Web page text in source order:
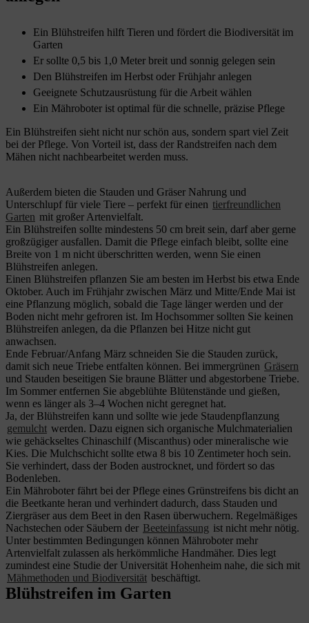
Ein Blühstreifen hilft Tieren und fördert die Biodiversität im
Garten
Er sollte 0,5 bis 1,0 Meter breit und sonnig gelegen sein
Den Blühstreifen im Herbst oder Frühjahr anlegen
Geeignete Schutzausrüstung für die Arbeit wählen
Ein Mähroboter ist optimal für die schnelle, präzise Pflege
Ein Blühstreifen sieht nicht nur schön aus, sondern spart viel Zeit
bei der Pflege. Von Vorteil ist, dass der Randstreifen nach dem
Mähen nicht nachbearbeitet werden muss.
Außerdem bieten die Stauden und Gräser Nahrung und
Unterschlupf für viele Tiere – perfekt für einen tierfreundlichen
Garten mit großer Artenvielfalt.
Ein Blühstreifen sollte mindestens 50 cm breit sein, darf aber gerne
großzügiger ausfallen. Damit die Pflege einfach bleibt, sollte eine
Breite von 1 m nicht überschritten werden, wenn Sie einen
Blühstreifen anlegen.
Einen Blühstreifen pflanzen Sie am besten im Herbst bis etwa Ende
Oktober. Auch im Frühjahr zwischen März und Mitte/Ende Mai ist
eine Pflanzung möglich, sobald die Tage länger werden und der
Boden nicht mehr gefroren ist. Im Hochsommer sollten Sie keinen
Blühstreifen anlegen, da die Pflanzen bei Hitze nicht gut
anwachsen.
Ende Februar/Anfang März schneiden Sie die Stauden zurück,
damit sich neue Triebe entfalten können. Bei immergrünen Gräsern
und Stauden beseitigen Sie braune Blätter und abgestorbene Triebe.
Im Sommer entfernen Sie abgeblühte Blütenstände und gießen,
wenn es länger als 3–4 Wochen nicht geregnet hat.
Ja, der Blühstreifen kann und sollte wie jede Staudenpflanzung
gemulcht werden. Dazu eignen sich organische Mulchmaterialien
wie gehäckseltes Chinaschilf (Miscanthus) oder mineralische wie
Kies. Die Mulchschicht sollte etwa 8 bis 10 Zentimeter hoch sein.
Sie verhindert, dass der Boden austrocknet, und fördert so das
Bodenleben.
Ein Mähroboter fährt bei der Pflege eines Grünstreifens bis dicht an
die Beetkante heran und verhindert dadurch, dass Stauden und
Ziergräser aus dem Beet in den Rasen überwuchern. Regelmäßiges
Nachstechen oder Säubern der Beeteinfassung ist nicht mehr nötig.
Unter bestimmten Bedingungen können Mähroboter mehr
Artenvielfalt zulassen als herkömmliche Handmäher. Dies legt
zumindest eine Studie der Universität Hohenheim nahe, die sich mit
Mähmethoden und Biodiversität beschäftigt.
Blühstreifen im Garten